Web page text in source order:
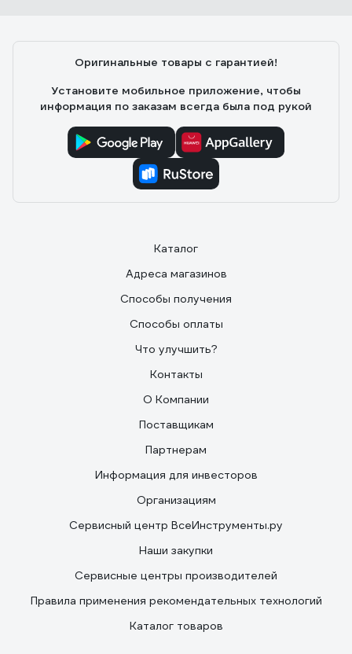
Оригинальные товары с гарантией!
Установите мобильное приложение, чтобы
информация по заказам всегда была под рукой
Каталог
Адреса магазинов
Способы получения
Способы оплаты
Что улучшить?
Контакты
О Компании
Поставщикам
Партнерам
Информация для инвесторов
Организациям
Сервисный центр ВсеИнструменты.ру
Наши закупки
Сервисные центры производителей
Правила применения рекомендательных технологий
Каталог товаров